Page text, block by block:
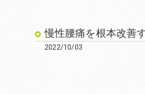
慢性腰痛を根本改善
2022/10/03